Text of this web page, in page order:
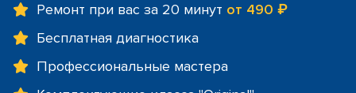
Ремонт при вас за 20 минут от 490 ₽
Бесплатная диагностика
Профессиональные мастера